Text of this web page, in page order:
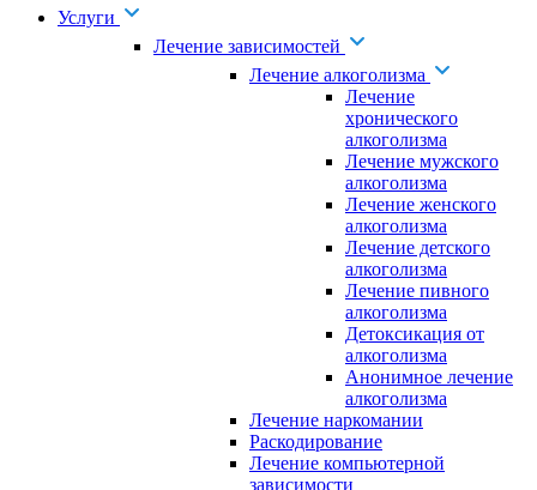
Услуги
Лечение зависимостей
Лечение алкоголизма
Лечение
хронического
алкоголизма
Лечение мужского
алкоголизма
Лечение женского
алкоголизма
Лечение детского
алкоголизма
Лечение пивного
алкоголизма
Детоксикация от
алкоголизма
Анонимное лечение
алкоголизма
Лечение наркомании
Раскодирование
Лечение компьютерной
зависимости